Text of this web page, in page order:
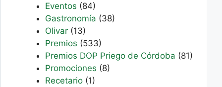
Eventos (84)
Gastronomía (38)
Olivar (13)
Premios (533)
Premios DOP Priego de Córdoba (81)
Promociones (8)
Recetario (1)